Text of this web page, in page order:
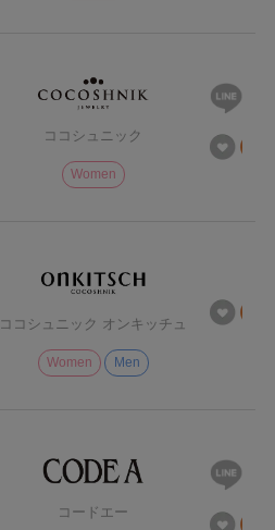
ココシュニック
Women
ココシュニック オンキッチュ
Women Men
コードエー